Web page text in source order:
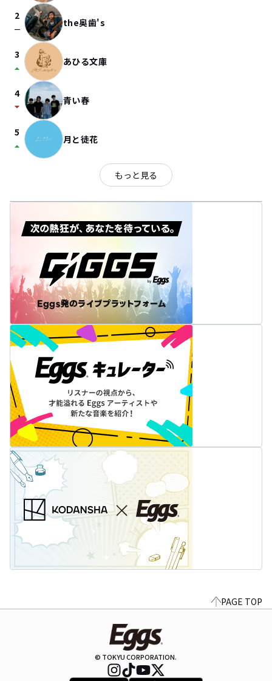
2
check_indeterminate_small the奥歯's
3
arrow_drop_up あひる文庫
4
arrow_drop_down 青い春
5
arrow_drop_up 月と徒花
もっと見る
PAGE TOP
© TOKYU CORPORATION.